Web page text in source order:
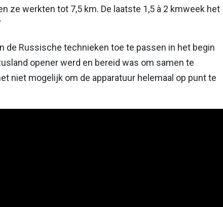
ze werkten tot 7,5 km. De laatste 1,5 à 2 kmweek het
de Russische technieken toe te passen in het begin
opener werd en bereid was om samen te
niet mogelijk om de apparatuur helemaal op punt te